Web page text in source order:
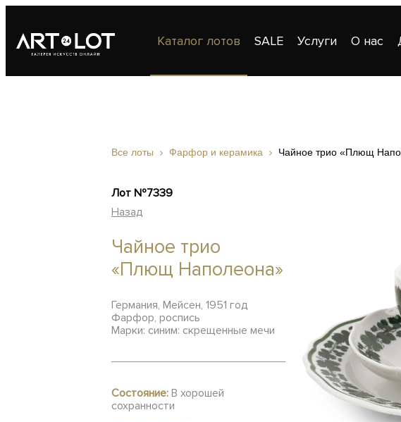
Каталог лотов SALE Услуги О нас
Все лоты Фарфор и керамика Чайное трио «Плющ
Лот №7339
Назад
Чайное трио
«Плющ Наполеона»
Германия, Мейсен, 1951 год
Фарфор, роспись
Марки: синим: скрещенные мечи
Состояние: В хорошей
сохранности